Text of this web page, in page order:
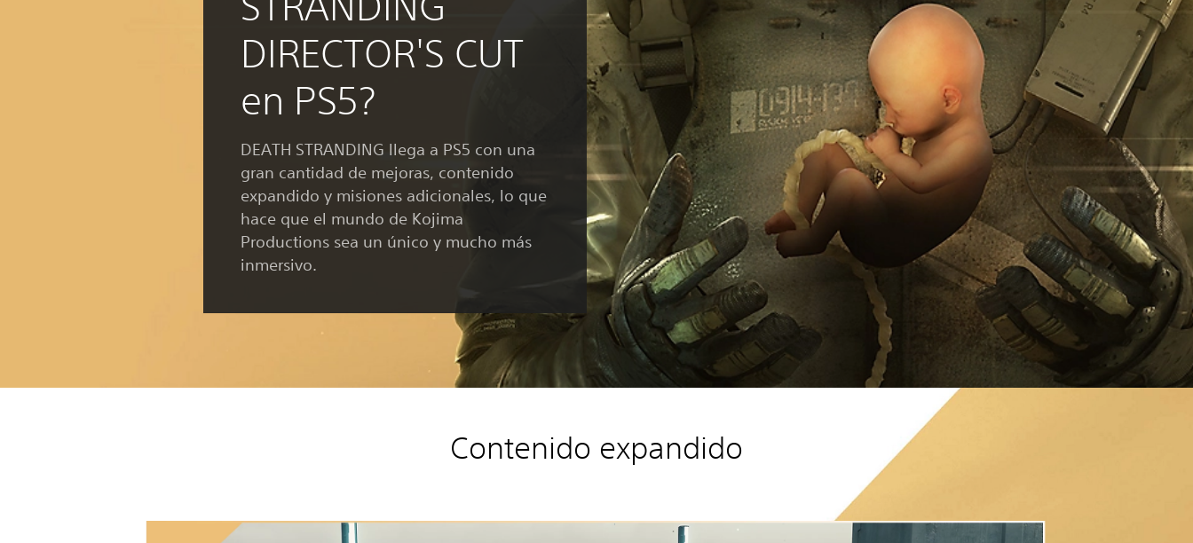
DIRECTOR'S CUT
en PS5?
DEATH STRANDING llega a PS5 con una
gran cantidad de mejoras, contenido
expandido y misiones adicionales, lo que
hace que el mundo de Kojima
Productions sea un único y mucho más
inmersivo.
Contenido expandido